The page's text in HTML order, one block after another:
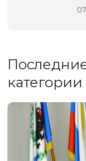
категории